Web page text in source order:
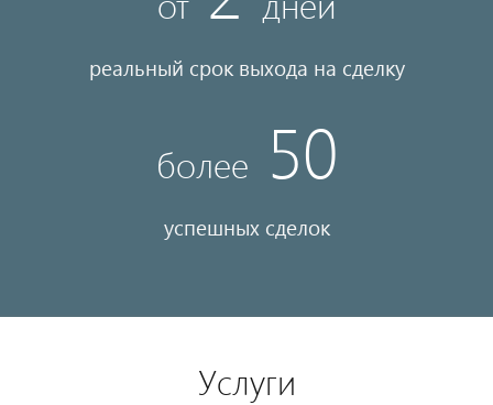
реальный срок выхода на сделку
более 50
успешных сделок
Услуги